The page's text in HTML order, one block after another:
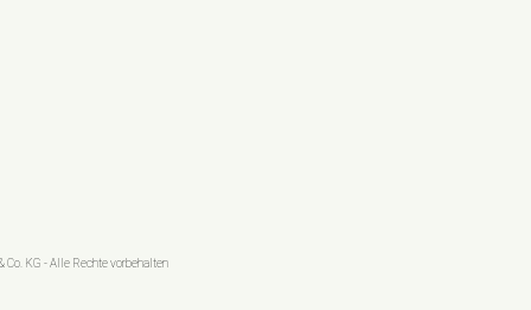
Co. KG - Alle Rechte vorbehalten